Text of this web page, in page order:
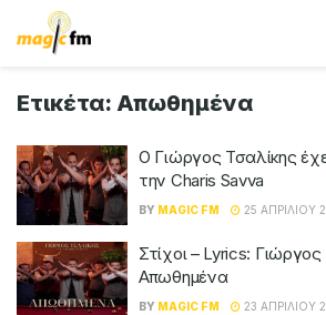
Ετικέτα: Απωθημένα
Ο Γιώργος Τσαλίκης
την Charis Savva
BY MAGIC FM 25 ΑΠΡΙΛΊΟΥ
Στίχοι – Lyrics:
Απωθημένα
BY MAGIC FM 23 ΑΠΡΙΛΊΟΥ